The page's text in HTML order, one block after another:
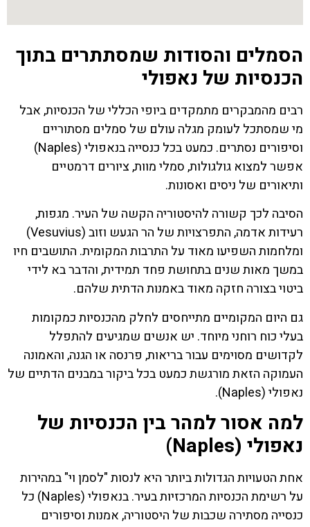
הסמלים והסודות שמסתתרים בתוך
הכנסיות של נאפולי
רבים מהמבקרים מתמקדים ביופי הכללי של הכנסיות, אבל
מי שמסתכל לעומק מגלה עולם של סמלים מסתוריים
וסיפורים נסתרים. כמעט בכל כנסייה בנאפולי (Naples)
אפשר למצוא גולגולות, סמלי מוות, ציורים דרמטיים
ותיאורים של ניסים ואסונות.
הסיבה לכך קשורה להיסטוריה הקשה של העיר. מגפות,
רעידות אדמה, התפרצויות של הר הגעש וזוב (Vesuvius)
ומלחמות השפיעו מאוד על התרבות המקומית. התושבים חיו
במשך מאות שנים בתחושת פחד תמידית, והדבר בא לידי
ביטוי בצורה חזקה מאוד באמנות הדתית שלהם.
גם היום המקומיים מתייחסים לחלק מהכנסיות כמקומות
בעלי כוח רוחני מיוחד. יש אנשים שמגיעים להתפלל
לקדושים מסוימים עבור בריאות, פרנסה או הגנה, והאמונה
העמוקה הזאת מורגשת כמעט בכל ביקור במבנים הדתיים של
נאפולי (Naples).
למה אסור למהר בין הכנסיות של
נאפולי (Naples)
אחת הטעויות הגדולות ביותר היא לנסות "לסמן וי" במהירות
על רשימת הכנסיות המרכזיות בעיר. בנאפולי (Naples) כל
כנסייה מסתירה שכבות של היסטוריה, אמנות וסיפורים